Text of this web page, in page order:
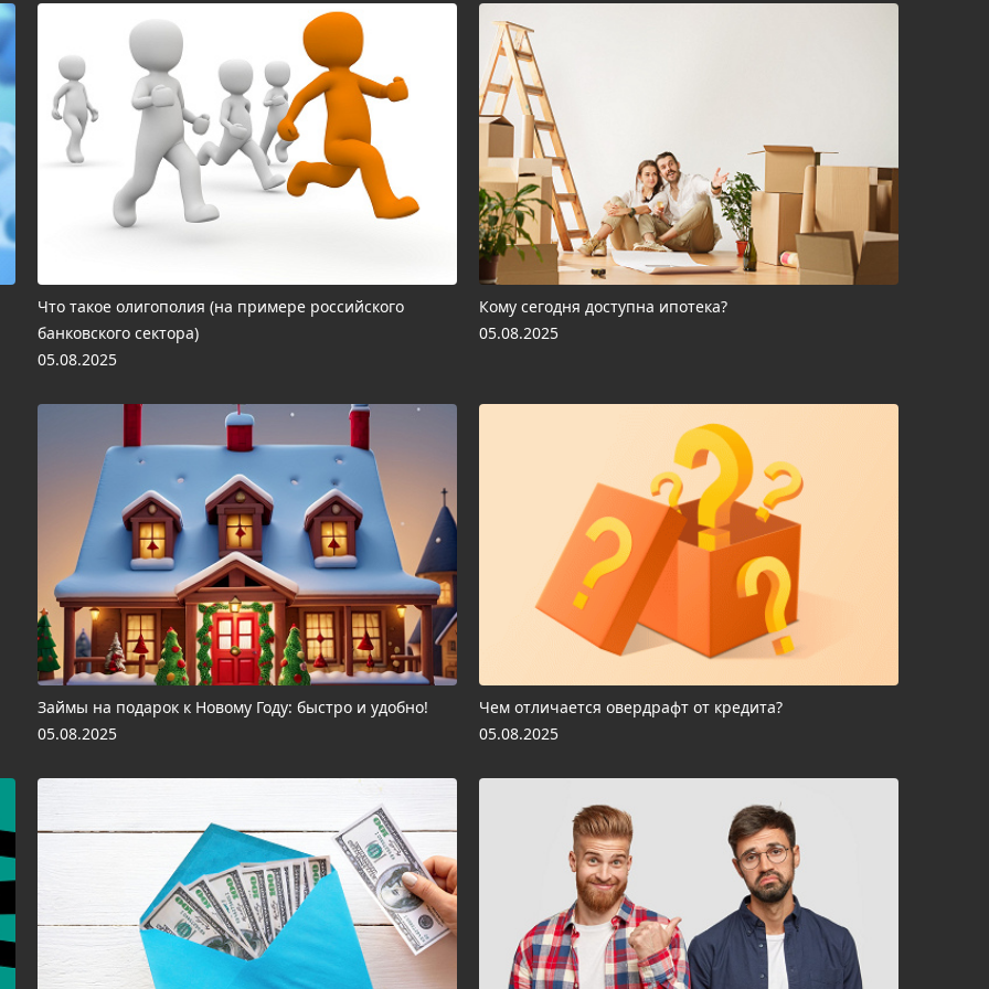
Что такое олигополия (на примере российского
банковского сектора)
05.08.2025
Кому сегодня доступна ипотека?
05.08.2025
Займы на подарок к Новому Году: быстро и удобно!
05.08.2025
Чем отличается овердрафт от кредита?
05.08.2025